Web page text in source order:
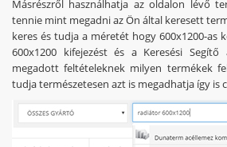
Másrészről használhatja az oldalon lévő
tennie mint megadni az Ön által keresett
keres és tudja a méretét hogy 600x1200-as
600x1200 kifejezést és a Keresési
megadott feltételeknek milyen termékek
tudja természetesen azt is megadhatja így is